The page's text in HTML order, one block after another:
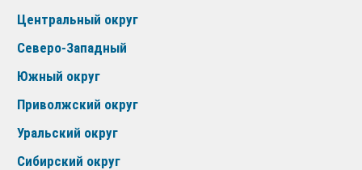
Центральный округ
Северо-Западный
Южный округ
Приволжский округ
Уральский округ
Сибирский округ